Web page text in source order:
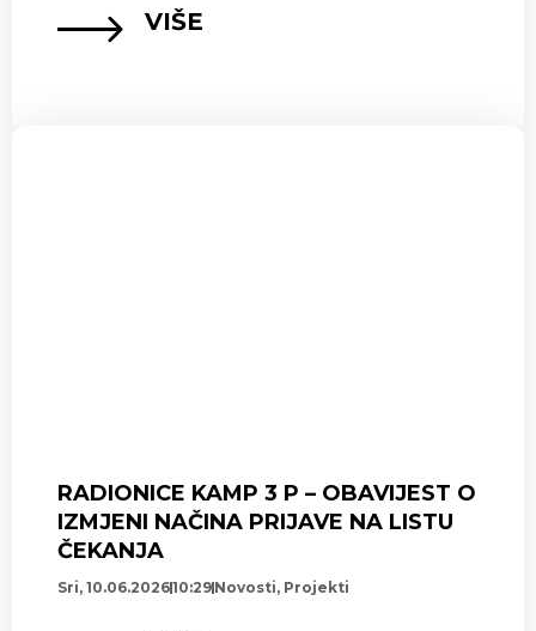
VIŠE
RADIONICE KAMP 3 P – OBAVIJEST O
IZMJENI NAČINA PRIJAVE NA LISTU
ČEKANJA
Sri, 10.06.202610:29 Novosti, Projekti